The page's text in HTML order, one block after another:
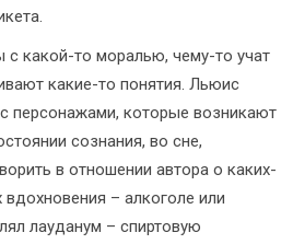
какой-то моралью, чему-то учат
какие-то понятия. Льюис
персонажами, которые возникают
сознания, во сне,
в отношении автора о каких-
вдохновения – алкоголе или
лауданум – спиртовую